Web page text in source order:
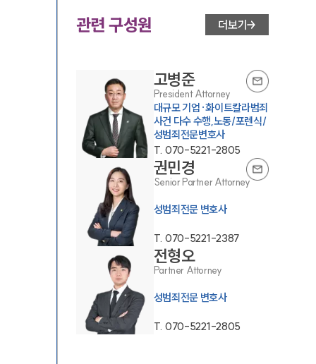
관련 구성원 더보기
고병준
President Attorney
대규모 기업·화이트칼라범죄
사건 다수 수행,노동/포렌식/
성범죄전문변호사
T. 070-5221-2805
권민경
Senior Partner Attorney
성범죄전문 변호사
T. 070-5221-2387
전형오
Partner Attorney
성범죄전문 변호사
T. 070-5221-2805